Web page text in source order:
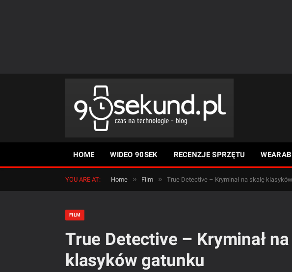
HOME WIDEO 90SEK RECENZJE SPRZĘTU
YOU ARE AT: Home » Film » True Detective – Kryminał na skalę
FILM
True Detective – Kryminał
klasyków gatunku